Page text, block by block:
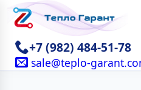
+7 (982) 484-51-78
sale@teplo-